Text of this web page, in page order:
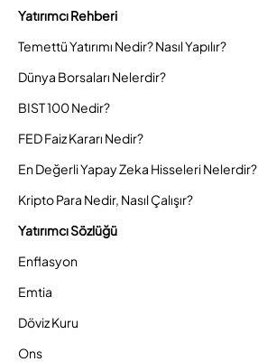
Yatırımcı Rehberi
Temettü Yatırımı Nedir? Nasıl Yapılır?
Dünya Borsaları Nelerdir?
BIST 100 Nedir?
FED Faiz Kararı Nedir?
En Değerli Yapay Zeka Hisseleri Nelerdir?
Kripto Para Nedir, Nasıl Çalışır?
Yatırımcı Sözlüğü
Enflasyon
Emtia
Döviz Kuru
Ons